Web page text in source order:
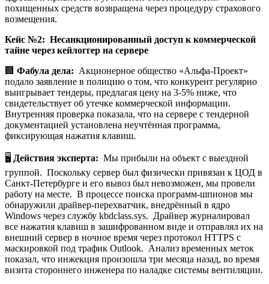
похищенных средств возвращена через процедуру страхового
возмещения.
Кейс №2: Несанкционированный доступ к коммерческой
тайне через кейлоггер на сервере
🏢 Фабула дела: Акционерное общество «Альфа-Проект»
подало заявление в полицию о том, что конкурент регулярно
выигрывает тендеры, предлагая цену на 3-5% ниже, что
свидетельствует об утечке коммерческой информации.
Внутренняя проверка показала, что на сервере с тендерной
документацией установлена неучтённая программа,
фиксирующая нажатия клавиш.
🖥️ Действия эксперта: Мы прибыли на объект с выездной
группой. Поскольку сервер был физически привязан к ЦОД в
Санкт-Петербурге и его вывоз был невозможен, мы провели
работу на месте. В процессе поиска программ-шпионов мы
обнаружили драйвер-перехватчик, внедрённый в ядро
Windows через службу kbdclass.sys. Драйвер журналировал
все нажатия клавиш в зашифрованном виде и отправлял их на
внешний сервер в ночное время через протокол HTTPS с
маскировкой под трафик Outlook. Анализ временных меток
показал, что инжекция произошла три месяца назад, во время
визита стороннего инженера по наладке системы вентиляции.